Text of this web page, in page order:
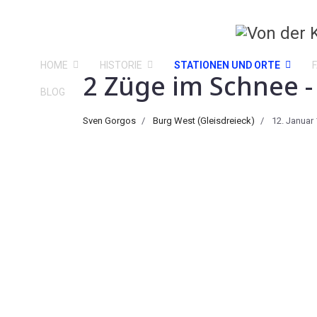
HOME HISTORIE STATIONEN UND ORTE
BLOG 2 Züge im Schnee
Sven Gorgos Burg West (Gleisdreieck) 12. Januar